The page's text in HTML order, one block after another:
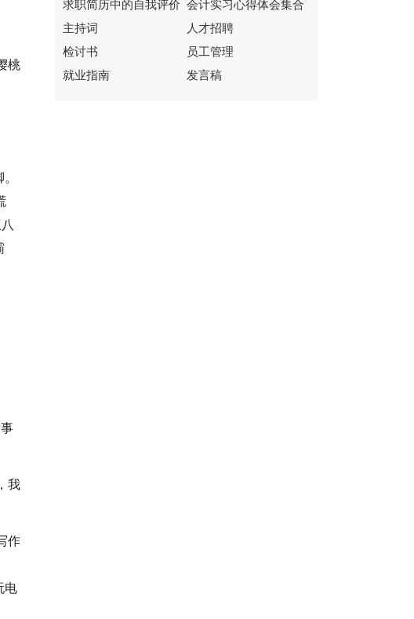
桃
我
作
电
合7篇
求职简历中的自我评价
合集15篇
会计实习心得体会集合
15篇
主持词
人才招聘
检讨书
员工管理
就业指南
发言稿